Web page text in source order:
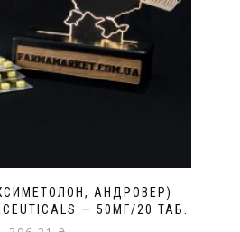
АНДРОВЕР)
— 50МГ/20 ТАБ.